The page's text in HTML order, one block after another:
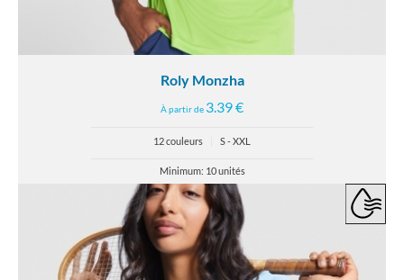
Roly Monzha
À partir de 3.39 €
12 couleurs S - XXL
Minimum: 10 unités